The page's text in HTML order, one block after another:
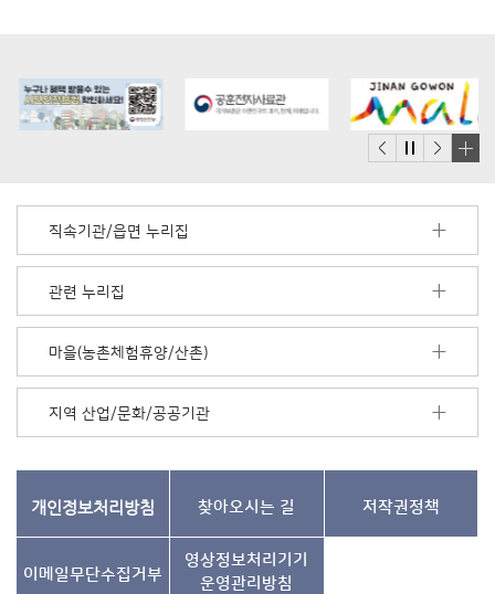
더
기
직속기관/읍면 누리집
관련 누리집
마을(농촌체험휴양/산촌)
지역 산업/문화/공공기관
개인정보처리방침 찾아오시는 길 저작권정책
이메일무단수집거부
영상정보처리기기
운영관리방침